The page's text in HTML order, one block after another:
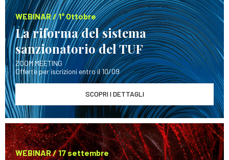
WEBINAR / 1° Ottobre
La riforma del sistema
sanzionatorio del TUF
ZOOM MEETING
Offerte per iscrizioni entro il 10/09
SCOPRI I DETTAGLI
WEBINAR / 17 settembre